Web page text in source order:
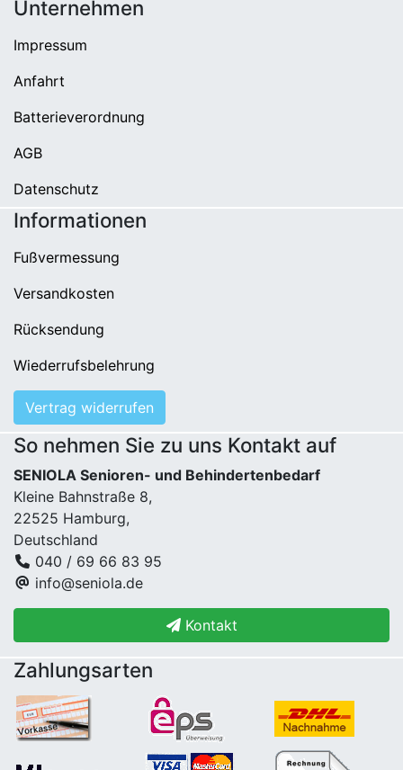
Unternehmen
Impressum
Anfahrt
Batterieverordnung
AGB
Datenschutz
Informationen
Fußvermessung
Versandkosten
Rücksendung
Wiederrufsbelehrung
Vertrag widerrufen
So nehmen Sie zu uns Kontakt auf
SENIOLA Senioren- und Behindertenbedarf
Kleine Bahnstraße 8,
22525 Hamburg,
Deutschland
040 / 69 66 83 95
info@seniola.de
Kontakt
Zahlungsarten